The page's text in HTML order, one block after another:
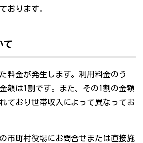
おります。
て
料金が発生します。利用料金のう
額は1割です。また、その1割の金額
ており世帯収入によって異なってお
市町村役場にお問合せまたは直接施